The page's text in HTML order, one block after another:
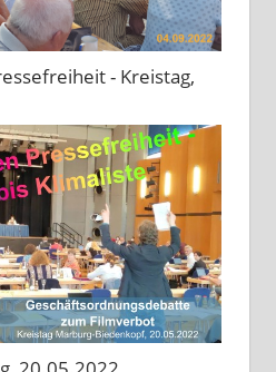
- Kreistag,